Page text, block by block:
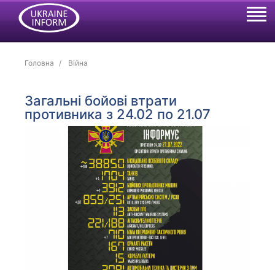
Головна Війна
Загальні бойові втрати
противника з 24.02 по 21.07